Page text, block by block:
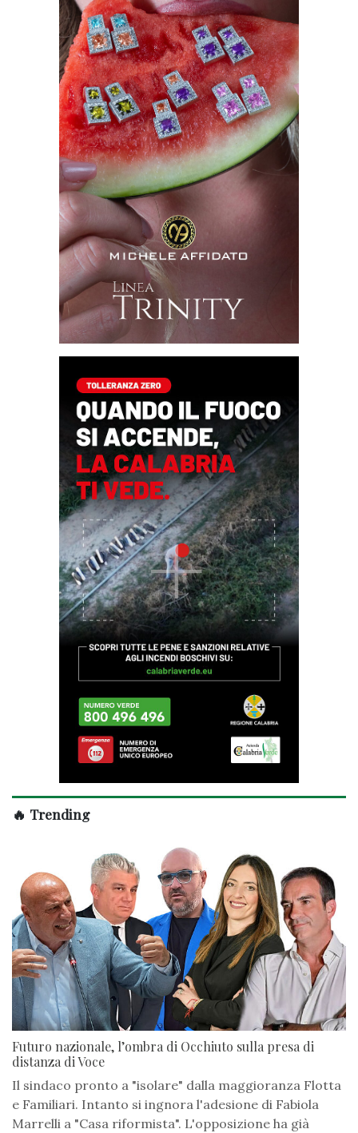
🔥 Trending
Futuro nazionale, l’ombra di Occhiuto sulla presa di
distanza di Voce
Il sindaco pronto a "isolare" dalla maggioranza Flotta
e Familiari. Intanto si ingnora l'adesione di Fabiola
Marrelli a "Casa riformista". L'opposizione ha già